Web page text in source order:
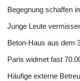
Begegnung schaffen
Junge Leute
Beton-Haus aus dem
Paris widmet fast
Häufige externe